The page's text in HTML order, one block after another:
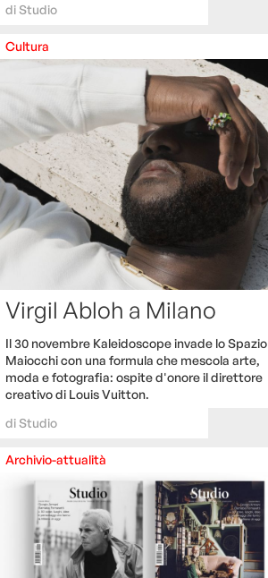
diStudio
Cultura
Virgil Abloh a Milano
Il 30 novembre Kaleidoscope invade lo Spazio
Maiocchi con una formula che mescola arte,
moda e fotografia: ospite d'onore il direttore
creativo di Louis Vuitton.
diStudio
Archivio-attualità